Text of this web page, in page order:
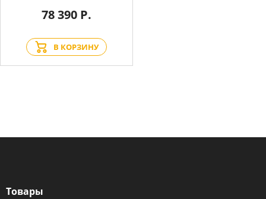
78 390 Р.
В КОРЗИНУ
Товары